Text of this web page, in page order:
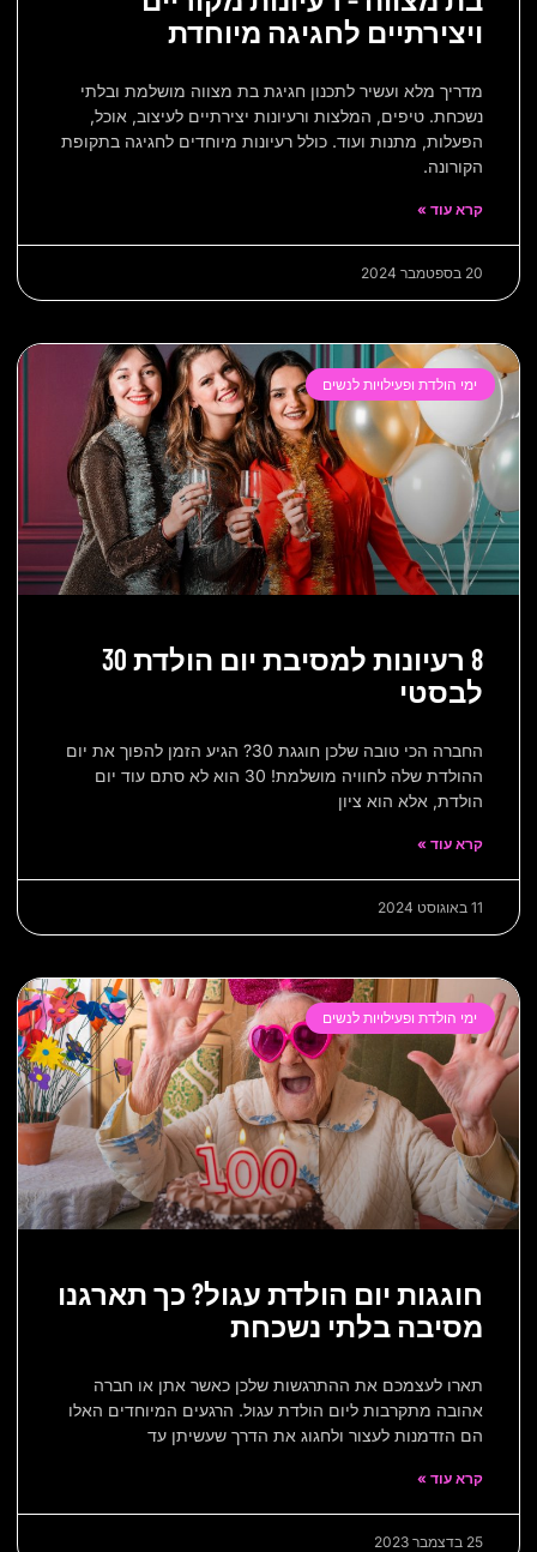
ויצירתיים לחגיגה מיוחדת
מדריך מלא ועשיר לתכנון חגיגת בת מצווה מושלמת ובלתי
נשכחת. טיפים, המלצות ורעיונות יצירתיים לעיצוב, אוכל,
הפעלות, מתנות ועוד. כולל רעיונות מיוחדים לחגיגה בתקופת
הקורונה.
קרא עוד »
20 בספטמבר 2024
ימי הולדת ופעילויות לנשים
8 רעיונות למסיבת יום הולדת 30
לבסטי
החברה הכי טובה שלכן חוגגת 30? הגיע הזמן להפוך את יום
ההולדת שלה לחוויה מושלמת! 30 הוא לא סתם עוד יום
הולדת, אלא הוא ציון
קרא עוד »
11 באוגוסט 2024
ימי הולדת ופעילויות לנשים
חוגגות יום הולדת עגול? כך תארגנו
מסיבה בלתי נשכחת
תארו לעצמכם את ההתרגשות שלכן כאשר אתן או חברה
אהובה מתקרבות ליום הולדת עגול. הרגעים המיוחדים האלו
הם הזדמנות לעצור ולחגוג את הדרך שעשיתן עד
קרא עוד »
25 בדצמבר 2023